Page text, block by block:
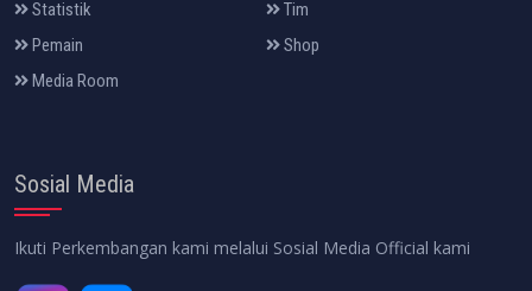
Statistik
Tim
Pemain
Shop
Media Room
Sosial Media
Ikuti Perkembangan kami melalui Sosial Media Official kami